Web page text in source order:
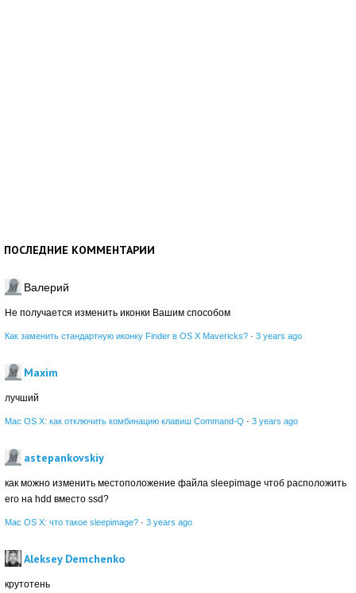
ПОСЛЕДНИЕ КОММЕНТАРИИ
Валерий
Не получается изменить иконки Вашим способом
Как заменить стандартную иконку Finder в OS X Mavericks? · 3 years ago
Maxim
лучший
Mac OS X: как отключить комбинацию клавиш Command-Q · 3 years ago
astepankovskiy
как можно изменить местоположение файла sleepimage чтоб расположить
его на hdd вместо ssd?
Mac OS X: что такое sleepimage? · 3 years ago
Aleksey Demchenko
крутотень